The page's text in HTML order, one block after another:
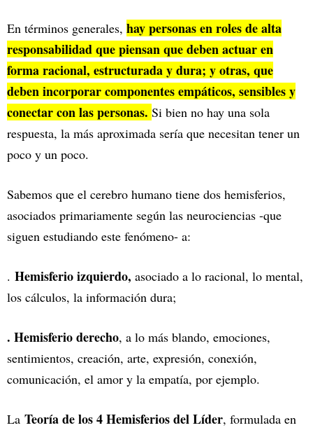
En términos generales, hay personas en roles de alta
responsabilidad que piensan que deben actuar en
forma racional, estructurada y dura; y otras, que
deben incorporar componentes empáticos, sensibles y
conectar con las personas. Si bien no hay una sola
respuesta, la más aproximada sería que necesitan tener un
poco y un poco.
Sabemos que el cerebro humano tiene dos hemisferios,
asociados primariamente según las neurociencias -que
siguen estudiando este fenómeno- a:
. Hemisferio izquierdo, asociado a lo racional, lo mental,
los cálculos, la información dura;
. Hemisferio derecho, a lo más blando, emociones,
sentimientos, creación, arte, expresión, conexión,
comunicación, el amor y la empatía, por ejemplo.
La Teoría de los 4 Hemisferios del Líder, formulada en